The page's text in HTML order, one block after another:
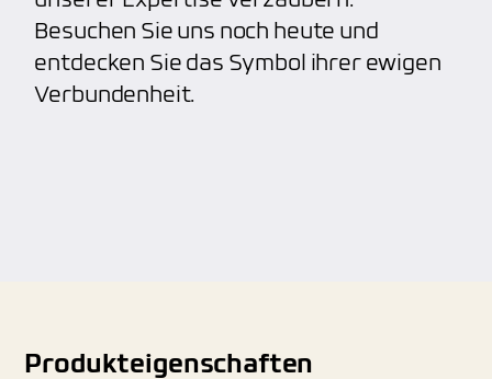
Besuchen Sie uns noch heute und
entdecken Sie das Symbol ihrer ewigen
Verbundenheit.
Produkteigenschaften